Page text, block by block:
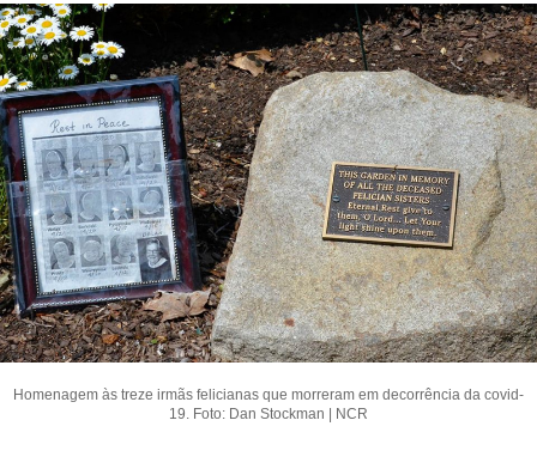
Homenagem às treze irmãs felicianas que morreram em decorrência da covid-
19. Foto: Dan Stockman | NCR